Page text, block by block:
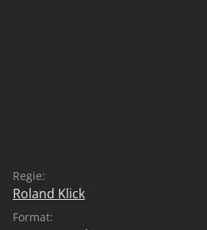
Regie:
Roland Klick
Format: